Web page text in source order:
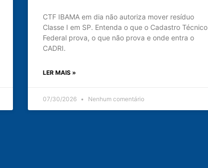
CTF IBAMA em dia não autoriza mover resíduo
Classe I em SP. Entenda o que o Cadastro Técnico
Federal prova, o que não prova e onde entra o
CADRI.
LER MAIS »
07/30/2026 Nenhum comentário